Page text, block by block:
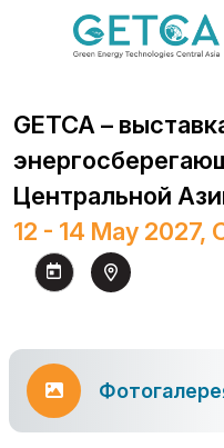
GETCA –
Центральной
12 - 14 May 2027,